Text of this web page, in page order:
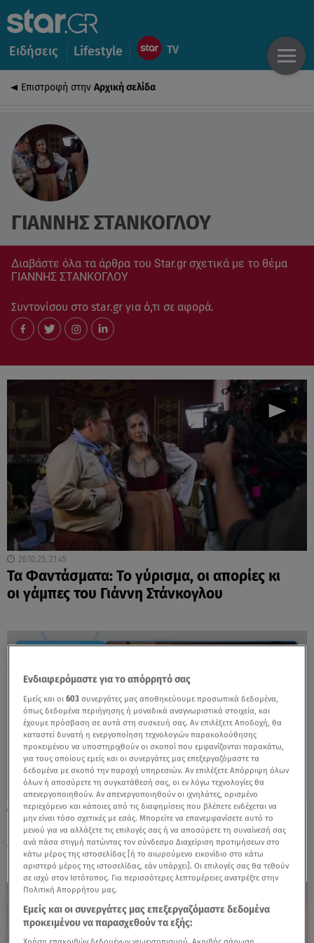
Ειδήσεις Lifestyle
Επιστροφή στην Αρχική σελίδα
ΓΙΑΝΝΗΣ ΣΤΑΝΚΟΓΛΟΥ
Διαβάστε όλα τα άρθρα του Star.gr σχετικά με το θέμα
ΓΙΑΝΝΗΣ ΣΤΑΝΚΟΓΛΟΥ
Συντονίσου στο star.gr για ό,τι σε αφορά.
26.10.25, 21:45
Τα Φαντάσματα: Το γύρισμα, οι απορίες κι
οι γάμπες του Γιάννη Στάνκογλου
24.10.25, 11:23
Γιάννης Στάνκογλου: Όσα είπε για τη
συμμετοχή του στα Φαντάσματα
Ενδιαφερόμαστε για το απόρρητό σας
Εμείς και οι603 συνεργάτες μας αποθηκεύουμε προσωπικά δεδομένα,
όπως δεδομένα περιήγησης ή μοναδικά αναγνωριστικά στοιχεία, και
έχουμε πρόσβαση σε αυτά στη συσκευή σας. Αν επιλέξετε Αποδοχή, θα
καταστεί δυνατή η ενεργοποίηση τεχνολογιών παρακολούθησης
προκειμένου να υποστηριχθούν οι σκοποί που εμφανίζονται παρακάτω,
για τους οποίους εμείς και οι συνεργάτες μας επεξεργαζόμαστε τα
δεδομένα με σκοπό την παροχή υπηρεσιών. Αν επιλέξετε Απόρριψη όλων
όλων ή αποσύρετε τη συγκατάθεσή σας, οι εν λόγω τεχνολογίες θα
απενεργοποιηθούν. Αν απενεργοποιηθούν οι ιχνηλάτες, ορισμένο
περιεχόμενο και κάποιες από τις διαφημίσεις που βλέπετε ενδέχεται να
μην είναι τόσο σχετικές με εσάς. Μπορείτε να επανεμφανίσετε αυτό το
μενού για να αλλάξετε τις επιλογές σας ή να αποσύρετε τη συναίνεσή σας
ανά πάσα στιγμή πατώντας τον σύνδεσμο Διαχείριση προτιμήσεων στο
κάτω μέρος της ιστοσελίδας [ή το αιωρούμενο εικονίδιο στο κάτω
αριστερό μέρος της ιστοσελίδας, εάν υπάρχει]. Οι επιλογές σας θα τεθούν
σε ισχύ στον Ιστότοπος. Για περισσότερες λεπτομέρειες ανατρέξτε στην
Πολιτική Απορρήτου μας.
Εμείς και οι συνεργάτες μας επεξεργαζόμαστε δεδομένα
προκειμένου να παρασχεθούν τα εξής: